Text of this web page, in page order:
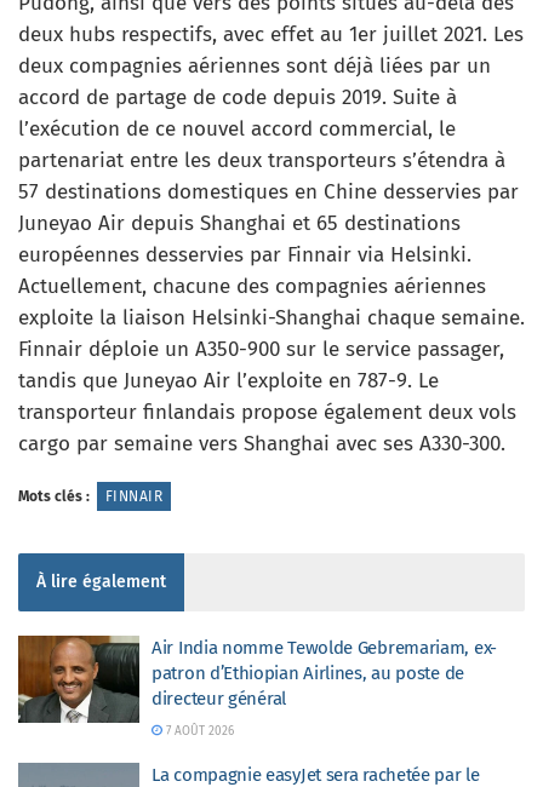
deux hubs respectifs, avec effet au 1er juillet 2021. Les
deux compagnies aériennes sont déjà liées par un
accord de partage de code depuis 2019. Suite à
l’exécution de ce nouvel accord commercial, le
partenariat entre les deux transporteurs s’étendra à
57 destinations domestiques en Chine desservies par
Juneyao Air depuis Shanghai et 65 destinations
européennes desservies par Finnair via Helsinki.
Actuellement, chacune des compagnies aériennes
exploite la liaison Helsinki-Shanghai chaque semaine.
Finnair déploie un A350-900 sur le service passager,
tandis que Juneyao Air l’exploite en 787-9. Le
transporteur finlandais propose également deux vols
cargo par semaine vers Shanghai avec ses A330-300.
Mots clés : FINNAIR
À lire également
Air India nomme Tewolde Gebremariam, ex-
patron d’Ethiopian Airlines, au poste de
directeur général
7 AOÛT 2026
La compagnie easyJet sera rachetée par le